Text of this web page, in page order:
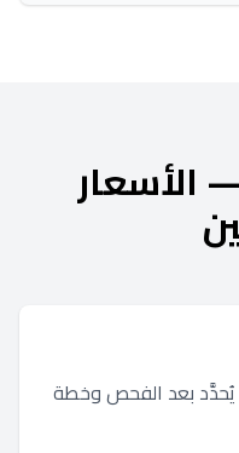
الأسعار
يُحدَّد بعد الفحص وخطة